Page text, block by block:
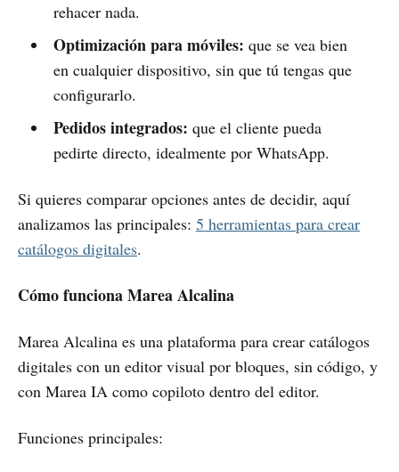
rehacer nada.
Optimización para móviles: que se vea bien
en cualquier dispositivo, sin que tú tengas que
configurarlo.
Pedidos integrados: que el cliente pueda
pedirte directo, idealmente por WhatsApp.
Si quieres comparar opciones antes de decidir, aquí
analizamos las principales: 5 herramientas para crear
catálogos digitales.
Cómo funciona Marea Alcalina
Marea Alcalina es una plataforma para crear catálogos
digitales con un editor visual por bloques, sin código, y
con Marea IA como copiloto dentro del editor.
Funciones principales: